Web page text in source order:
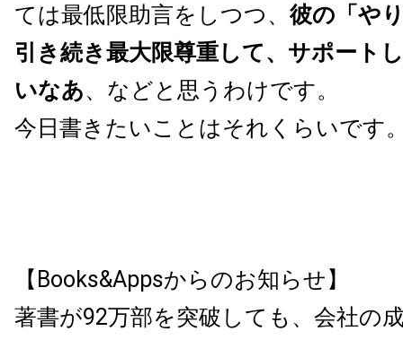
ては最低限助言をしつつ、 彼の「や
引き続き最大限尊重して、サポート
いなあ、などと思うわけです。
今日書きたいことはそれくらいです
【Books&Appsからのお知らせ】
著書が92万部を突破しても、会社の